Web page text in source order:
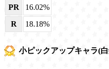
PR
16.02%
R
18.18%
小ピックアップキャラ(